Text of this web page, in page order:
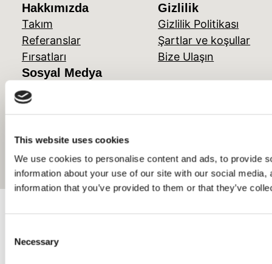
This website uses cookies
We use cookies to personalise content and ads, to provide
information about your use of our site with our social
information that you’ve provided to them or that they’ve
Selection
Necessary
Hakkımızda
Takım
Referanslar
Fırsatları
Gizlilik
Gizlilik Politikası
Şartlar ve koşullar
Bize Ulaşın
Sosyal Medya
Facebook
Instagram
Designed withWordPress